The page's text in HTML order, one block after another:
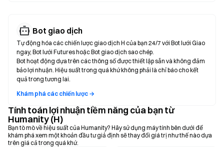
Bot giao dịch
Tự động hóa các chiến lược giao dịch H của bạn 24/7 với Bot lưới Giao
ngay, Bot lưới Futures hoặc Bot giao dịch sao chép.
Bot hoạt động dựa trên các thông số được thiết lập sẵn và không đảm
bảo lợi nhuận. Hiệu suất trong quá khứ không phải là chỉ báo cho kết
quả trong tương lai.
Khám phá các chiến lược →
Tính toán lợi nhuận tiềm năng của bạn từ
Humanity (H)
Bạn tò mò về hiệu suất của Humanity? Hãy sử dụng máy tính bên dưới để
khám phá xem một khoản đầu tư giả định sẽ thay đổi giá trị như thế nào dựa
trên giá cả trong quá khứ.